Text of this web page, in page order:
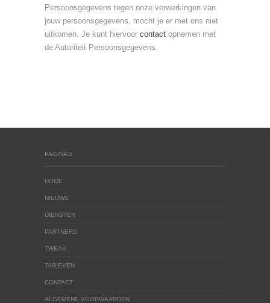
Persoonsgegevens tegen onze verwerkingen van
jouw persoonsgegevens, mocht je er met ons niet
uitkomen. Je kunt hiervoor contact opnemen met
de Autoriteit Persoonsgegevens.
PAGINA’S
HOME
NIEUWS
DIENSTEN
PARTNERS
TWEAK
TARIEVEN
CONTACT
ALGEMENE VOORWAARDEN